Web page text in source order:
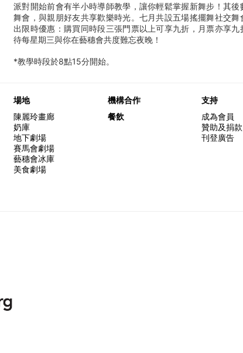
派對開始前會有半小時導師教學，讓你輕鬆掌握新舞步！其後
舞會，與親朋好友共享歡樂時光。七月共設五場搖擺舞社交舞
出限時優惠：購買同時段三張門票以上可享九折，月票亦享九
待每星期三與你在藝穗會共度難忘夜晚！
*教學時段於8點15分開始。
場地
陳麗玲畫廊
奶庫
地下劇場
賽馬會劇場
藝穗會冰庫
美食劇場
機構合作
餐飲
支持
成為會員
贊助及捐款
刊登廣告